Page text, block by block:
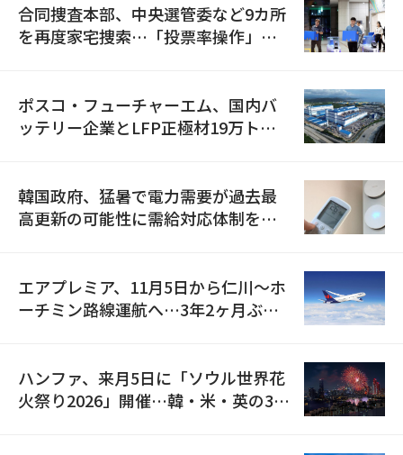
合同捜査本部、中央選管委など9カ所
を再度家宅捜索…「投票率操作」の
ポスコ・フューチャーエム、国内バ
ッテリー企業とLFP正極材19万トン
韓国政府、猛暑で電力需要が過去最
高更新の可能性に需給対応体制を点
エアプレミア、11月5日から仁川〜ホ
ーチミン路線運航へ…3年2ヶ月ぶり
ハンファ、来月5日に「ソウル世界花
火祭り2026」開催…韓・米・英の3カ